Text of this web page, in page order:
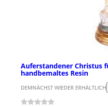
Auferstandener Christus
handbemaltes Resin
DEMNÄCHST WIEDER ERHÄLTLICH